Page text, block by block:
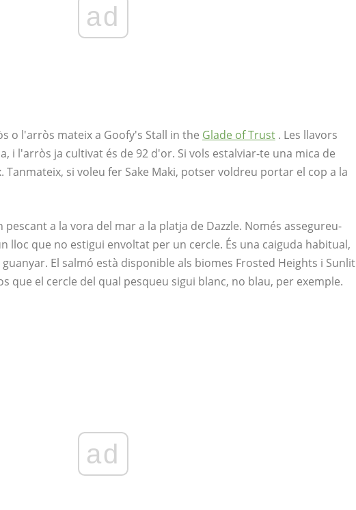
ad
o l'arròs mateix a Goofy's Stall in the Glade of Trust . Les llavors
i l'arròs ja cultivat és de 92 d'or. Si vols estalviar-te una mica de
si voleu fer Sake Maki, potser voldreu portar el cop a la
a la vora del mar a la platja de Dazzle. Només assegureu-
lloc que no estigui envoltat per un cercle. És una caiguda habitual,
El salmó està disponible als biomes Frosted Heights i Sunlit
que el cercle del qual pesqueu sigui blanc, no blau, per exemple.
ad